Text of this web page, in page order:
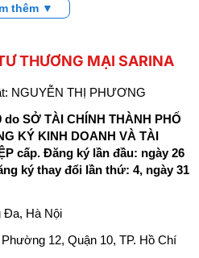
thêm ▼
THƯƠNG MẠI SARINA
NGUYỄN THỊ PHƯƠNG
SỞ TÀI CHÍNH THÀNH PHỐ
KÝ KINH DOANH VÀ TÀI
cấp. Đăng ký lần đầu: ngày 26
ký thay đổi lần thứ: 4, ngày 31
Đa, Hà Nội
12, Quận 10, TP. Hồ Chí